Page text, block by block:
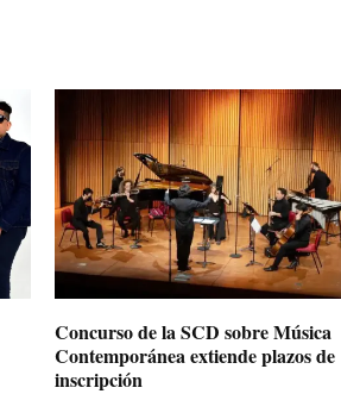
Concurso de la SCD sobre Música
Contemporánea extiende plazos de
inscripción